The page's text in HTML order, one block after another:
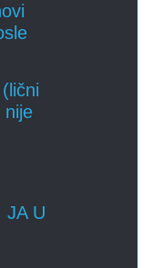
nije
JA U